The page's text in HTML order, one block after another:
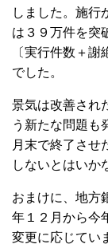
しました。施行
は３９万件を突
〔実行件数＋
でした。
景気は改善され
う新たな問題も
月末で終了させ
しないとはいか
おまけに、地方
年１２月から今
変更に応じてい